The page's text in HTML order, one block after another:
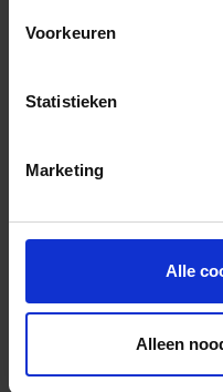
Voorkeuren
Statistieken
Marketing
Alle
Alleen